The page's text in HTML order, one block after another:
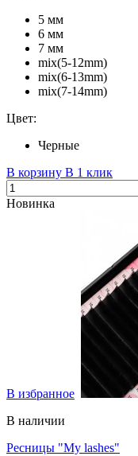
5 мм
6 мм
7 мм
mix(5-12mm)
mix(6-13mm)
mix(7-14mm)
Цвет:
Черные
В корзину В 1 клик
Новинка
В избранное
В наличии
Ресницы "My lashes"